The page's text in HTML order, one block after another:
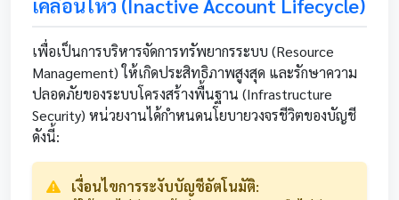
เคลื่อนไหว (Inactive Account Lifecycle)
เพื่อเป็นการบริหารจัดการทรัพยากรระบบ (Resource
Management) ให้เกิดประสิทธิภาพสูงสุด และรักษาความ
ปลอดภัยของระบบโครงสร้างพื้นฐาน (Infrastructure
Security) หน่วยงานได้กำหนดนโยบายวงจรชีวิตของบัญชี
ดังนี้:
เงื่อนไขการระงับบัญชีอัตโนมัติ: